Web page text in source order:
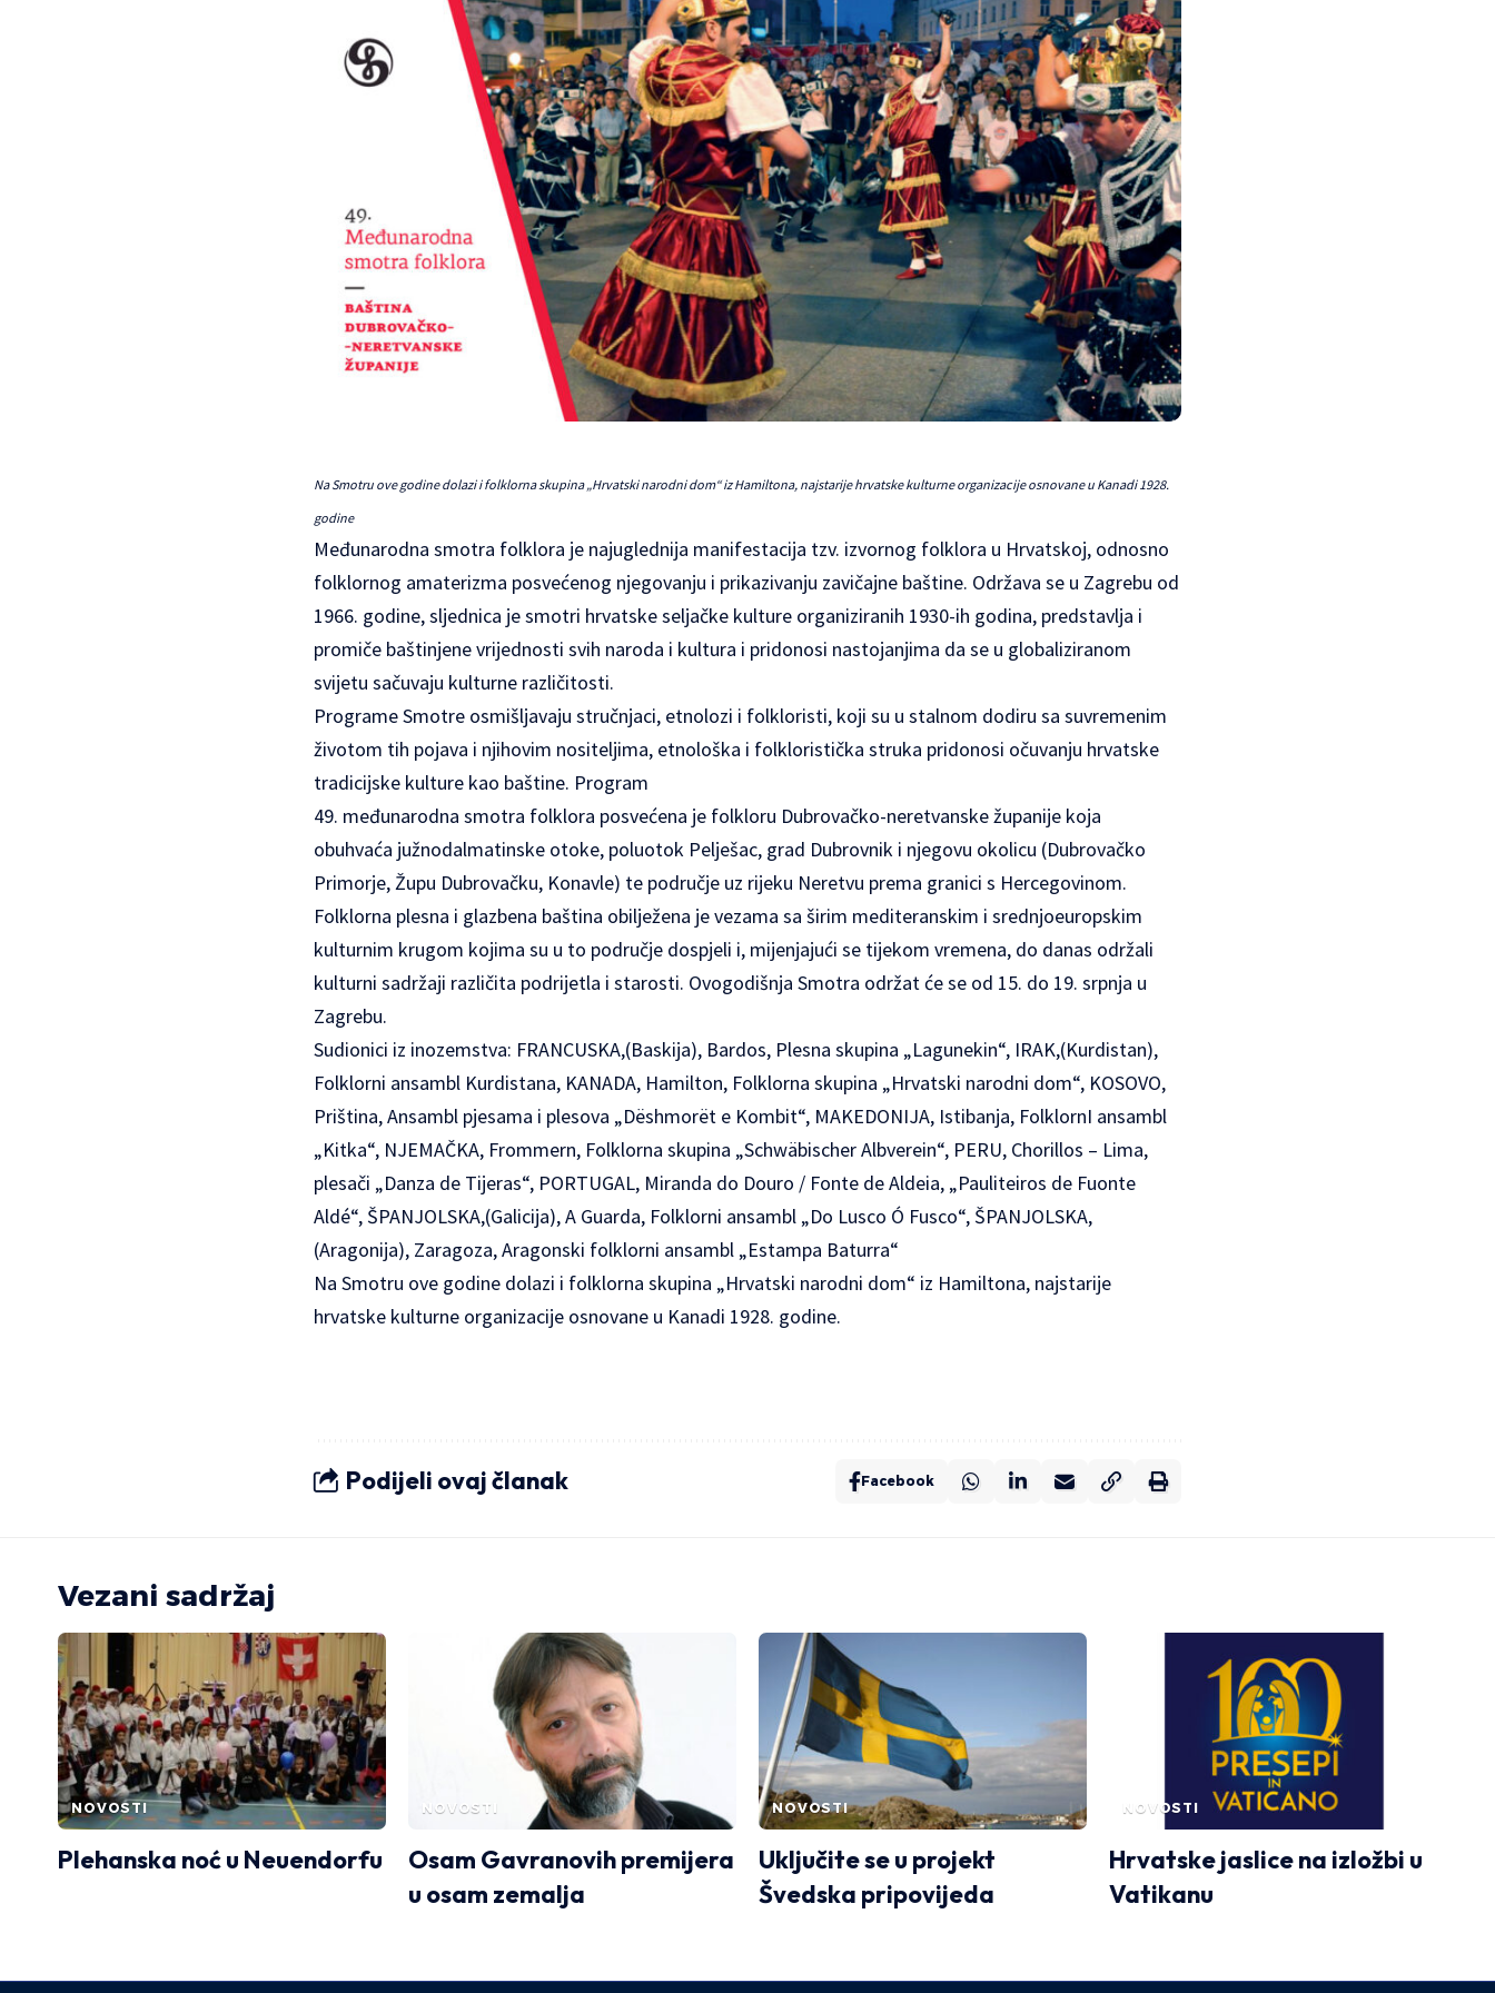
Na Smotru ove godine dolazi i folklorna skupina „Hrvatski narodni dom“ iz Hamiltona, najstarije hrvatske kulturne organizacije osnovane u Kanadi 1928.
godine
Međunarodna smotra folklora je najuglednija manifestacija tzv. izvornog folklora u Hrvatskoj, odnosno
folklornog amaterizma posvećenog njegovanju i prikazivanju zavičajne baštine. Održava se u Zagrebu od
1966. godine, sljednica je smotri hrvatske seljačke kulture organiziranih 1930-ih godina, predstavlja i
promiče baštinjene vrijednosti svih naroda i kultura i pridonosi nastojanjima da se u globaliziranom
svijetu sačuvaju kulturne različitosti.
Programe Smotre osmišljavaju stručnjaci, etnolozi i folkloristi, koji su u stalnom dodiru sa suvremenim
životom tih pojava i njihovim nositeljima, etnološka i folkloristička struka pridonosi očuvanju hrvatske
tradicijske kulture kao baštine. Program
49. međunarodna smotra folklora posvećena je folkloru Dubrovačko-neretvanske županije koja
obuhvaća južnodalmatinske otoke, poluotok Pelješac, grad Dubrovnik i njegovu okolicu (Dubrovačko
Primorje, Župu Dubrovačku, Konavle) te područje uz rijeku Neretvu prema granici s Hercegovinom.
Folklorna plesna i glazbena baština obilježena je vezama sa širim mediteranskim i srednjoeuropskim
kulturnim krugom kojima su u to područje dospjeli i, mijenjajući se tijekom vremena, do danas održali
kulturni sadržaji različita podrijetla i starosti. Ovogodišnja Smotra održat će se od 15. do 19. srpnja u
Zagrebu.
Sudionici iz inozemstva: FRANCUSKA,(Baskija), Bardos, Plesna skupina „Lagunekin“, IRAK,(Kurdistan),
Folklorni ansambl Kurdistana, KANADA, Hamilton, Folklorna skupina „Hrvatski narodni dom“, KOSOVO,
Priština, Ansambl pjesama i plesova „Dëshmorët e Kombit“, MAKEDONIJA, Istibanja, FolklornI ansambl
„Kitka“, NJEMAČKA, Frommern, Folklorna skupina „Schwäbischer Albverein“, PERU, Chorillos – Lima,
plesači „Danza de Tijeras“, PORTUGAL, Miranda do Douro / Fonte de Aldeia, „Pauliteiros de Fuonte
Aldé“, ŠPANJOLSKA,(Galicija), A Guarda, Folklorni ansambl „Do Lusco Ó Fusco“, ŠPANJOLSKA,
(Aragonija), Zaragoza, Aragonski folklorni ansambl „Estampa Baturra“
Na Smotru ove godine dolazi i folklorna skupina „Hrvatski narodni dom“ iz Hamiltona, najstarije
hrvatske kulturne organizacije osnovane u Kanadi 1928. godine.
Podijeli ovaj članak Facebook
Vezani sadržaj
NOVOSTI
Plehanska noć u Neuendorfu
NOVOSTI
Osam Gavranovih premijera
u osam zemalja
NOVOSTI
Uključite se u projekt
Švedska pripovijeda
NOVOSTI
Hrvatske jaslice na izložbi u
Vatikanu